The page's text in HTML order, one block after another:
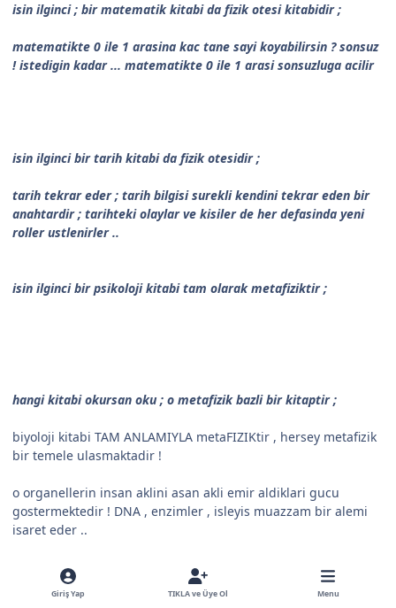
isin ilginci ; bir matematik kitabi da fizik otesi kitabidir ;
matematikte 0 ile 1 arasina kac tane sayi koyabilirsin ? sonsuz
! istedigin kadar ... matematikte 0 ile 1 arasi sonsuzluga acilir
isin ilginci bir tarih kitabi da fizik otesidir ;
tarih tekrar eder ; tarih bilgisi surekli kendini tekrar eden bir
anahtardir ; tarihteki olaylar ve kisiler de her defasinda yeni
roller ustlenirler ..
isin ilginci bir psikoloji kitabi tam olarak metafiziktir ;
hangi kitabi okursan oku ; o metafizik bazli bir kitaptir ;
biyoloji kitabi TAM ANLAMIYLA metaFIZIKtir , hersey metafizik
bir temele ulasmaktadir !
o organellerin insan aklini asan akli emir aldiklari gucu
gostermektedir ! DNA , enzimler , isleyis muazzam bir alemi
isaret eder ..
insan ise olayin hakiki tarafini gormekten korkar, odu patlar ..
Giriş Yap TIKLA ve Üye Ol Menu